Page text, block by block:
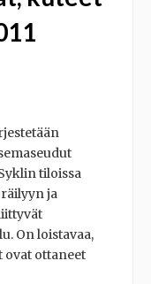
tiloissa
ja
On loistavaa,
ottaneet